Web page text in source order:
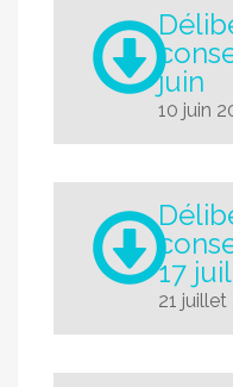
juin
10 juin
17
21 juillet